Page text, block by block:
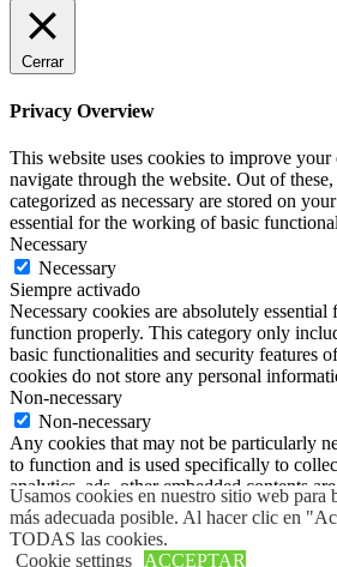
Usamos cookies en nuestro sitio web para
más adecuada posible. Al hacer clic en
TODAS las cookies.
Cookie settings
ACCEPTAR
Cerrar
Privacy Overview
This website uses cookies to improve
navigate through the website. Out of
categorized as necessary are stored on
essential for the working of basic
Necessary
Necessary
Siempre activado
Necessary cookies are absolutely essential
function properly. This category only
basic functionalities and security features
cookies do not store any personal
Non-necessary
Non-necessary
Any cookies that may not be particularly
to function and is used specifically to
analytics, ads, other embedded contents
cookies. It is mandatory to procure user
these cookies on your website.
GUARDAR Y ACEPTAR